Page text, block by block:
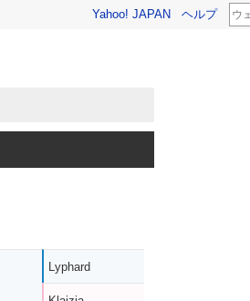
Yahoo! JAPAN ヘルプ
Lyphard